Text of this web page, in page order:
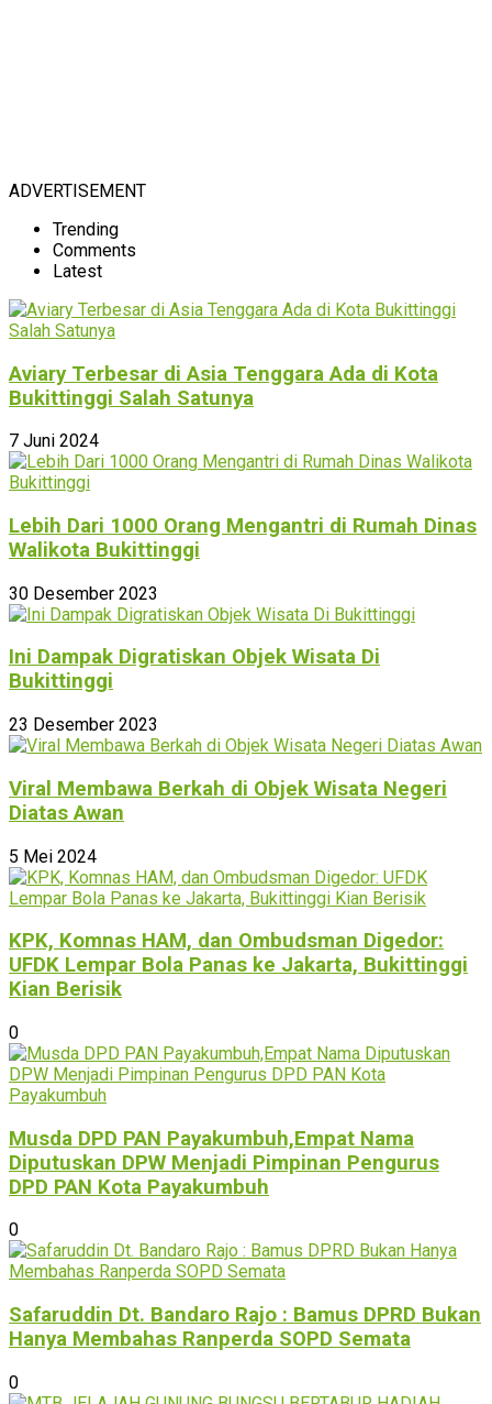
ADVERTISEMENT
Trending
Comments
Latest
Aviary Terbesar di Asia Tenggara Ada di Kota
Bukittinggi Salah Satunya
7 Juni 2024
Lebih Dari 1000 Orang Mengantri di Rumah Dinas
Walikota Bukittinggi
30 Desember 2023
Ini Dampak Digratiskan Objek Wisata Di
Bukittinggi
23 Desember 2023
Viral Membawa Berkah di Objek Wisata Negeri
Diatas Awan
5 Mei 2024
KPK, Komnas HAM, dan Ombudsman Digedor:
UFDK Lempar Bola Panas ke Jakarta, Bukittinggi
Kian Berisik
0
Musda DPD PAN Payakumbuh,Empat Nama
Diputuskan DPW Menjadi Pimpinan Pengurus
DPD PAN Kota Payakumbuh
0
Safaruddin Dt. Bandaro Rajo : Bamus DPRD Bukan
Hanya Membahas Ranperda SOPD Semata
0